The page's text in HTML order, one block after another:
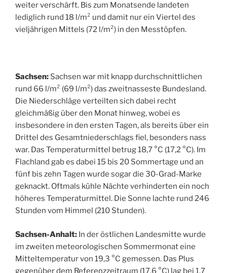
weiter verschärft. Bis zum Monatsende landeten
lediglich rund 18 l/m² und damit nur ein Viertel des
vieljährigen Mittels (72 l/m²) in den Messtöpfen.
Sachsen: Sachsen war mit knapp durchschnittlichen
rund 66 l/m² (69 l/m²) das zweitnasseste Bundesland.
Die Niederschläge verteilten sich dabei recht
gleichmäßig über den Monat hinweg, wobei es
insbesondere in den ersten Tagen, als bereits über ein
Drittel des Gesamtniederschlags fiel, besonders nass
war. Das Temperaturmittel betrug 18,7 °C (17,2 °C). Im
Flachland gab es dabei 15 bis 20 Sommertage und an
fünf bis zehn Tagen wurde sogar die 30-Grad-Marke
geknackt. Oftmals kühle Nächte verhinderten ein noch
höheres Temperaturmittel. Die Sonne lachte rund 246
Stunden vom Himmel (210 Stunden).
Sachsen-Anhalt: In der östlichen Landesmitte wurde
im zweiten meteorologischen Sommermonat eine
Mitteltemperatur von 19,3 °C gemessen. Das Plus
gegenüber dem Referenzzeitraum (17,6 °C) lag bei 1,7